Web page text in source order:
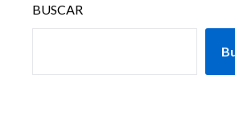
BUSCAR